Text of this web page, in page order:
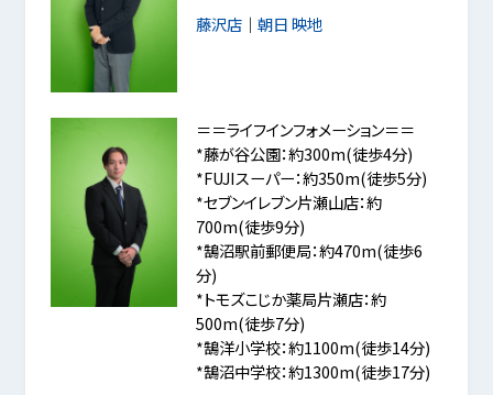
藤沢店｜ 朝日 映地
＝＝ライフインフォメーション＝＝
*藤が谷公園：約300m(徒歩4分)
*FUJIスーパー：約350m(徒歩5分)
*セブンイレブン片瀬山店：約
700m(徒歩9分)
*鵠沼駅前郵便局：約470m(徒歩6
分)
*トモズこじか薬局片瀬店：約
500m(徒歩7分)
*鵠洋小学校：約1100m(徒歩14分)
*鵠沼中学校：約1300m(徒歩17分)